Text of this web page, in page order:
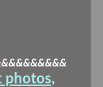
photos,